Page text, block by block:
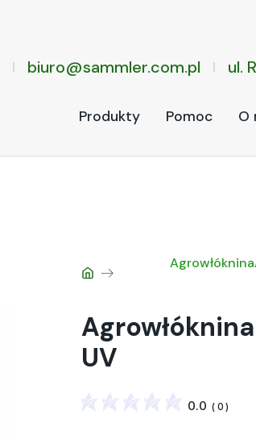
biuro@sammler.com.pl ul.
Produkty Pomoc O
Agrowłóknina
UV
0.0 ( 0 )